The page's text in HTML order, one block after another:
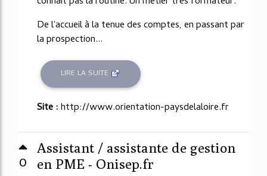
De l'accueil à la tenue des comptes, en passant par
la prospection...
LIRE LA SUITE
Site :http://www.orientation-paysdelaloire.fr
0
Assistant / assistante de gestion
en PME - Onisep.fr